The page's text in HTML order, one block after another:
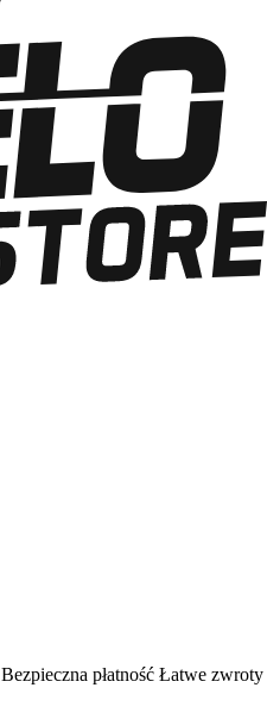
Bezpieczna płatność Łatwe zwroty